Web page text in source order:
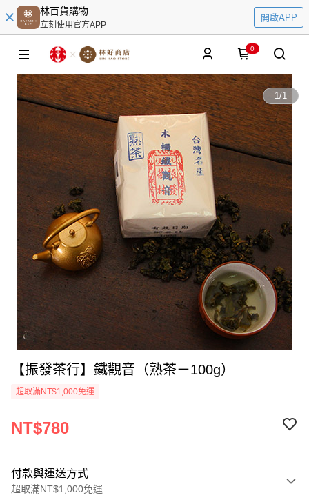
林百貨購物
立刻使用官方APP
開啟APP
0
1/1
【振發茶行】鐵觀音（熟茶－100g）
超取滿NT$1,000免運
NT$780
付款與運送方式
超取滿NT$1,000免運